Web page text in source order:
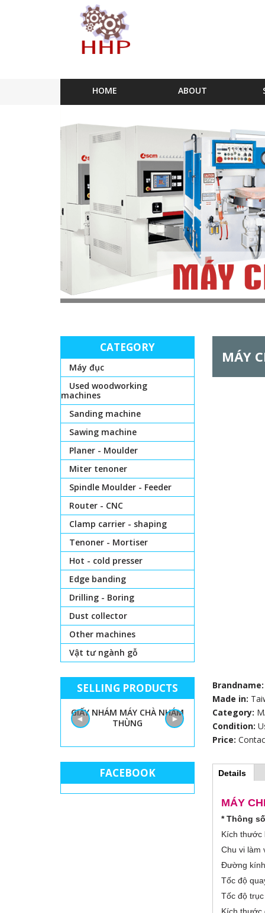
HOME ABOUT
MÁY
Made in:
Category:
Condition:
Price:
o
o
Details(
t
v
t
a
)
MÁY
* Thông
Kích thước
Chu vi làm
Đường
Tốc độ
Tốc độ
CATEGORY
Máy đục
Used woodworking
machines
Sanding machine
Sawing machine
Planer - Moulder
Miter tenoner
Spindle Moulder - Feeder
Router - CNC
Clamp carrier - shaping
Tenoner - Mortiser
Hot - cold presser
Edge banding
Drilling - Boring
Dust collector
Other machines
Vật tư ngành gỗ
SELLING PRODUCTS
CHO MÁY ĐƯA
GIẤY NHÁM MÁY CHÀ NHÁM
THÙNG
MÁY DÁN
CHỨC
◄ ►
FACEBOOK